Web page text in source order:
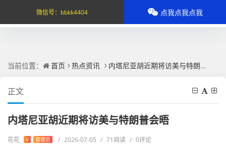
当前位置： 首页 热点资讯 内塔尼亚胡近期将访美与特朗普会晤
正文
内塔尼亚胡近期将访美与特朗普会晤
花花 V 管理员 / 2026-07-05 / 71阅读 / 0评论
微信号： bbkk4404 点我点我点我